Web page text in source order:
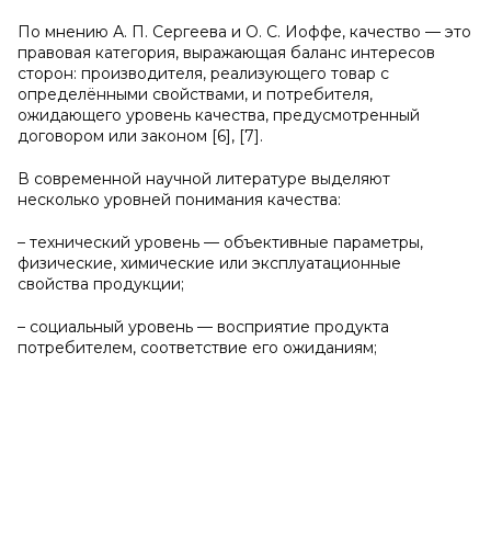
По мнению А. П. Сергеева и О. С. Иоффе, качество — это
правовая категория, выражающая баланс интересов
сторон: производителя, реализующего товар с
определёнными свойствами, и потребителя,
ожидающего уровень качества, предусмотренный
договором или законом [6], [7].
В современной научной литературе выделяют
несколько уровней понимания качества:
– технический уровень — объективные параметры,
физические, химические или эксплуатационные
свойства продукции;
– социальный уровень — восприятие продукта
потребителем, соответствие его ожиданиям;